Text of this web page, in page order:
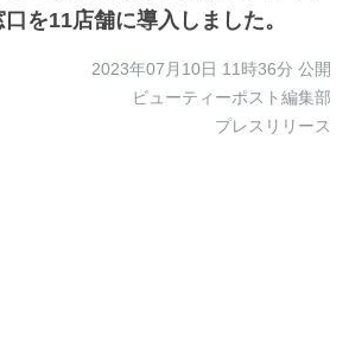
を11店舗に導入しました。
2023年07月10日 11時36分 公開
ビューティーポスト編集部
プレスリリース